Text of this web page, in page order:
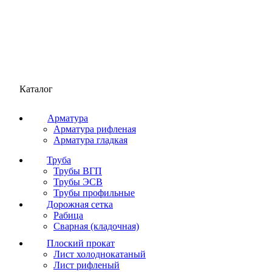
Каталог
Арматура
Арматура рифленая
Арматура гладкая
Труба
Трубы ВГП
Трубы ЭСВ
Трубы профильные
Дорожная сетка
Рабица
Сварная (кладочная)
Плоский прокат
Лист холоднокатаный
Лист рифленый